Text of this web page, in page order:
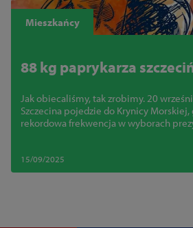
Mieszkańcy
88 kg paprykarza
Jak obiecaliśmy, tak zrobimy. 20
Szczecina pojedzie do Krynicy Morskiej,
rekordowa frekwencja w wyborach
15/09/2025